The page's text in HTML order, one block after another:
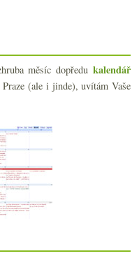
měsíc dopředukalendář
(ale i jinde), uvítám Vaše